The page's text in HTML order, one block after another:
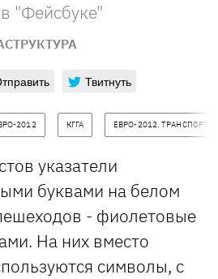
"Фейсбуке"
Твитнуть
2012 КГГА ЕВРО-2012. ТРАНСПОРТ
указатели
буквами на белом
- фиолетовые
На них вместо
символы, с